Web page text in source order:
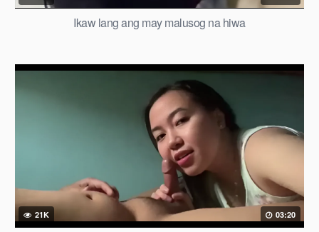
Ikaw lang ang may malusog na hiwa
21K 03:20